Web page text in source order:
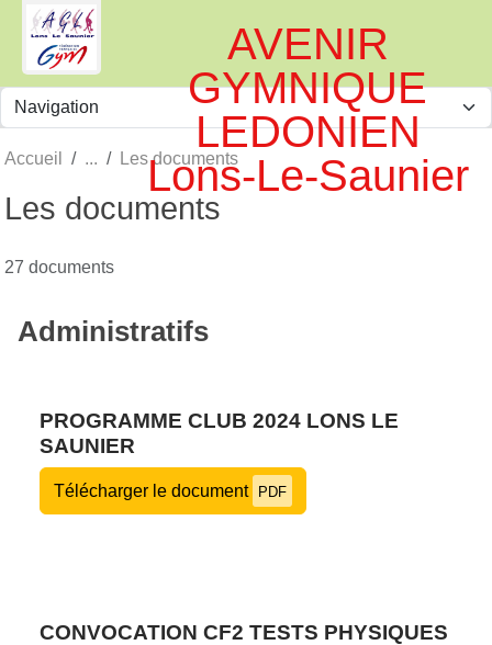
AVENIR
GYMNIQUE
LEDONIEN
Lons-Le-Saunier
Accueil Les documents
Les documents
27 documents
Administratifs
PROGRAMME CLUB 2024 LONS LE
SAUNIER
Télécharger le document PDF
CONVOCATION CF2 TESTS PHYSIQUES
Panneau de gestion des cookies